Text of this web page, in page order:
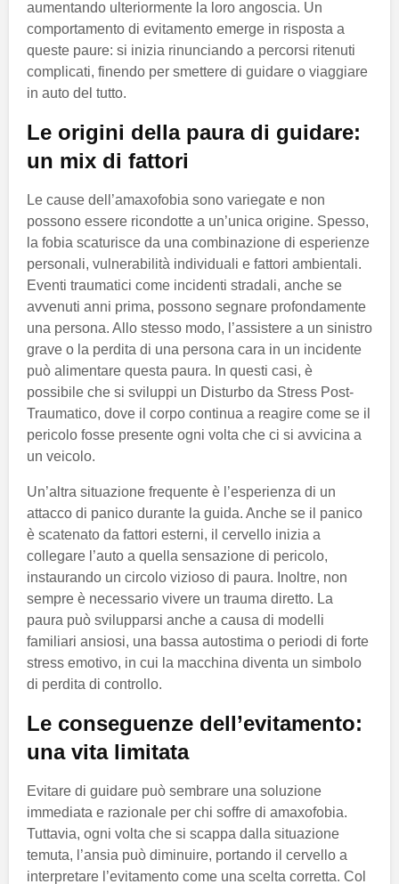
aumentando ulteriormente la loro angoscia. Un
comportamento di evitamento emerge in risposta a
queste paure: si inizia rinunciando a percorsi ritenuti
complicati, finendo per smettere di guidare o viaggiare
in auto del tutto.
Le origini della paura di guidare:
un mix di fattori
Le cause dell’amaxofobia sono variegate e non
possono essere ricondotte a un’unica origine. Spesso,
la fobia scaturisce da una combinazione di esperienze
personali, vulnerabilità individuali e fattori ambientali.
Eventi traumatici come incidenti stradali, anche se
avvenuti anni prima, possono segnare profondamente
una persona. Allo stesso modo, l’assistere a un sinistro
grave o la perdita di una persona cara in un incidente
può alimentare questa paura. In questi casi, è
possibile che si sviluppi un Disturbo da Stress Post-
Traumatico, dove il corpo continua a reagire come se il
pericolo fosse presente ogni volta che ci si avvicina a
un veicolo.
Un’altra situazione frequente è l’esperienza di un
attacco di panico durante la guida. Anche se il panico
è scatenato da fattori esterni, il cervello inizia a
collegare l’auto a quella sensazione di pericolo,
instaurando un circolo vizioso di paura. Inoltre, non
sempre è necessario vivere un trauma diretto. La
paura può svilupparsi anche a causa di modelli
familiari ansiosi, una bassa autostima o periodi di forte
stress emotivo, in cui la macchina diventa un simbolo
di perdita di controllo.
Le conseguenze dell’evitamento:
una vita limitata
Evitare di guidare può sembrare una soluzione
immediata e razionale per chi soffre di amaxofobia.
Tuttavia, ogni volta che si scappa dalla situazione
temuta, l’ansia può diminuire, portando il cervello a
interpretare l’evitamento come una scelta corretta. Col